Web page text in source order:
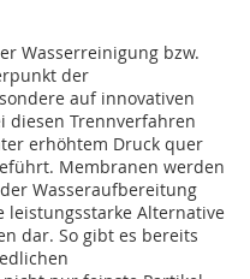
Wasserreinigung bzw.
der
auf innovativen
diesen Trennverfahren
erhöhtem Druck quer
Membranen werden
Wasseraufbereitung
leistungsstarke Alternative
dar. So gibt es bereits